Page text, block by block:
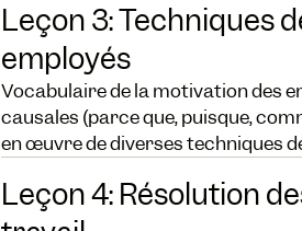
Leçon 3: Techniques
employés
Vocabulaire de la motivation des
causales (parce que, puisque,
en œuvre de diverses techniques
Leçon 4: Résolution